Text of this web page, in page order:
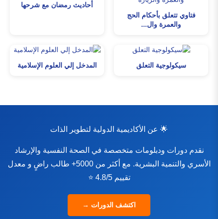
فتاوي تتعلق بأحكام الحج
والعمرة وال...
أحاديث رمضان مع شرحها
سيكولوجية التعلق المدخل إلي العلوم الإسلامية
🌟 عن الأكاديمية الدولية لتطوير الذات
نقدم دورات ودبلومات متخصصة في الصحة النفسية والإرشاد
الأسري والتنمية البشرية. مع أكثر من 5000+ طالب راضٍ و معدل
تقييم 4.8/5 ⭐
اكتشف الدورات →